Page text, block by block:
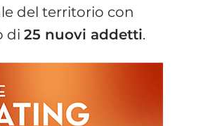
del territorio con
di 25 nuovi addetti.